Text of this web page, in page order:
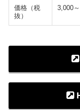
価格（税
抜）
3,000